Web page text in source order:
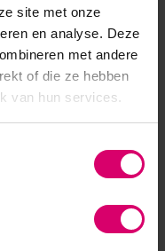
site met onze
en analyse. Deze
met andere
of die ze hebben
van hun services.